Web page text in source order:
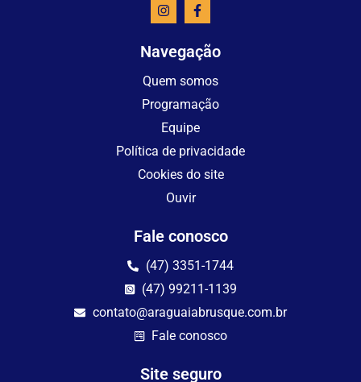
Navegação
Quem somos
Programação
Equipe
Política de privacidade
Cookies do site
Ouvir
Fale conosco
(47) 3351-1744
(47) 99211-1139
contato@araguaiabrusque.com.br
Fale conosco
Site seguro